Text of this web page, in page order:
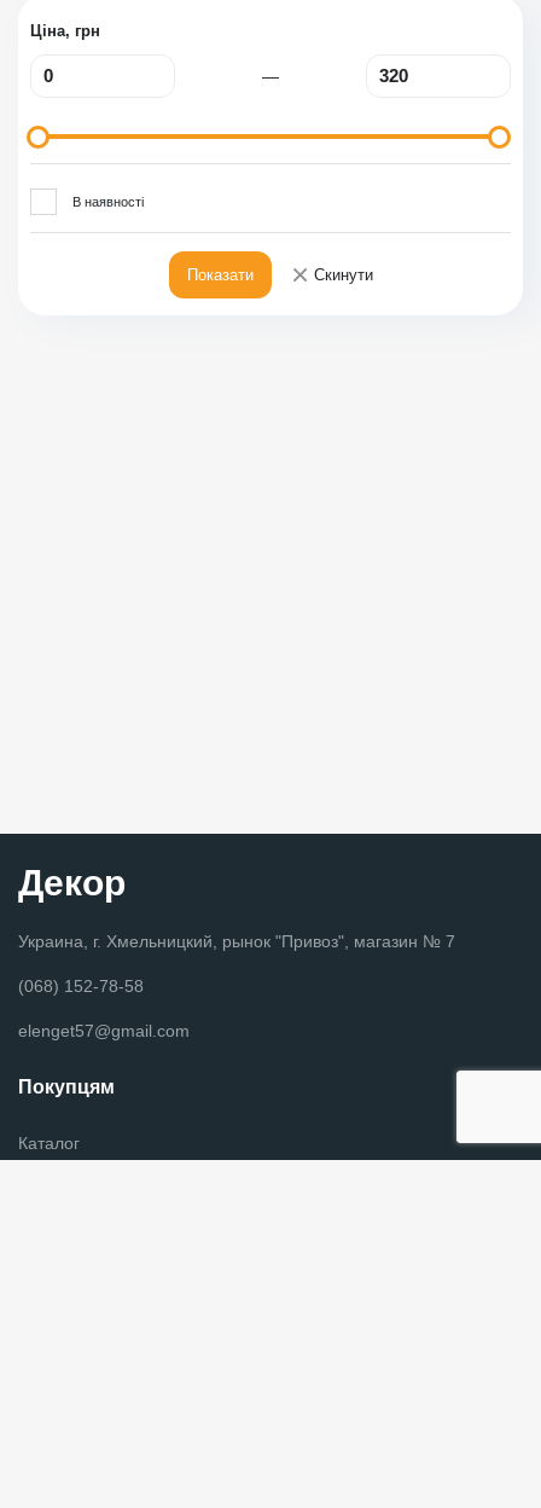
Ціна, грн
—
В наявності
Показати × Скинути
Декор
Украина, г. Хмельницкий, рынок "Привоз", магазин № 7
(068) 152-78-58
elenget57@gmail.com
Покупцям
Каталог